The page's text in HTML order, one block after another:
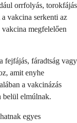
orrfolyás, torokfájás
vakcina serkenti az
megfelelően
fejfájás, fáradtság vagy
amit enyhe
a vakcinázás
belül elmúlnak.
egyes